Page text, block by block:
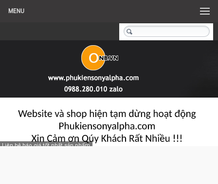
MENU
Liên hệ báo giá tốt nhất sản phẩm